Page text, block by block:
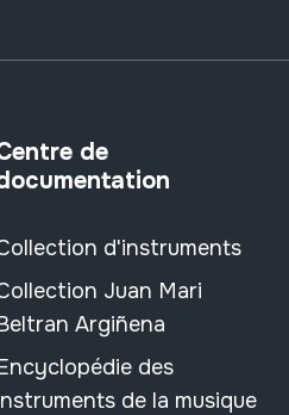
de
d'instruments
Juan Mari
Argiñena
des
de la musique